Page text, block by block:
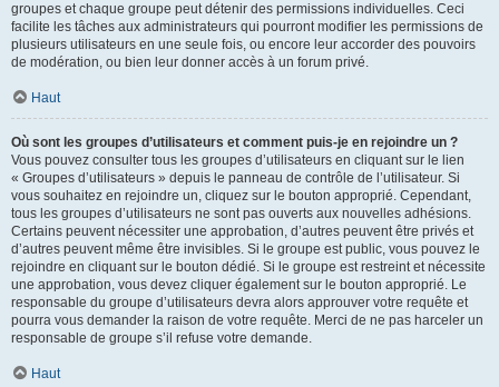
groupes et chaque groupe peut détenir des permissions individuelles. Ceci
facilite les tâches aux administrateurs qui pourront modifier les permissions de
plusieurs utilisateurs en une seule fois, ou encore leur accorder des pouvoirs
de modération, ou bien leur donner accès à un forum privé.
Haut
Où sont les groupes d’utilisateurs et comment puis-je en rejoindre un ?
Vous pouvez consulter tous les groupes d’utilisateurs en cliquant sur le lien
« Groupes d’utilisateurs » depuis le panneau de contrôle de l’utilisateur. Si
vous souhaitez en rejoindre un, cliquez sur le bouton approprié. Cependant,
tous les groupes d’utilisateurs ne sont pas ouverts aux nouvelles adhésions.
Certains peuvent nécessiter une approbation, d’autres peuvent être privés et
d’autres peuvent même être invisibles. Si le groupe est public, vous pouvez le
rejoindre en cliquant sur le bouton dédié. Si le groupe est restreint et nécessite
une approbation, vous devez cliquer également sur le bouton approprié. Le
responsable du groupe d’utilisateurs devra alors approuver votre requête et
pourra vous demander la raison de votre requête. Merci de ne pas harceler un
responsable de groupe s’il refuse votre demande.
Haut